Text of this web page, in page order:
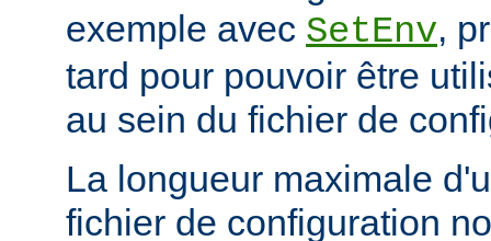
exemple avec SetEnv,
tard pour pouvoir être
au sein du fichier de
La longueur maximale
fichier de configuration